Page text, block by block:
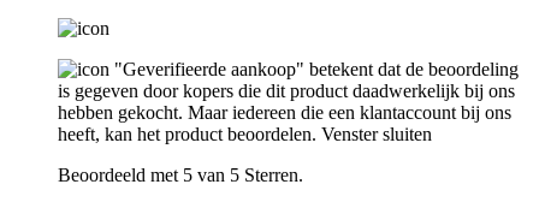
"Geverifieerde aankoop" betekent dat de beoordeling
is gegeven door kopers die dit product daadwerkelijk bij ons
hebben gekocht. Maar iedereen die een klantaccount bij ons
heeft, kan het product beoordelen. Venster sluiten
Beoordeeld met 5 van 5 Sterren.